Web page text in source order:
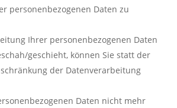
personenbezogenen Daten zu
Ihrer personenbezogenen Daten
geschieht, können Sie statt der
der Datenverarbeitung
Daten nicht mehr